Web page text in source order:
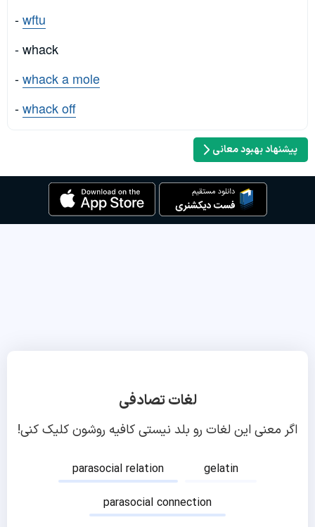
-wftu
- whack
-whack a mole
-whack off
پیشنهاد بهبود معانی
لغات تصادفی
اگر معنی این لغات رو بلد نیستی کافیه روشون کلیک کنی!
parasocial relation
gelatin
parasocial connection